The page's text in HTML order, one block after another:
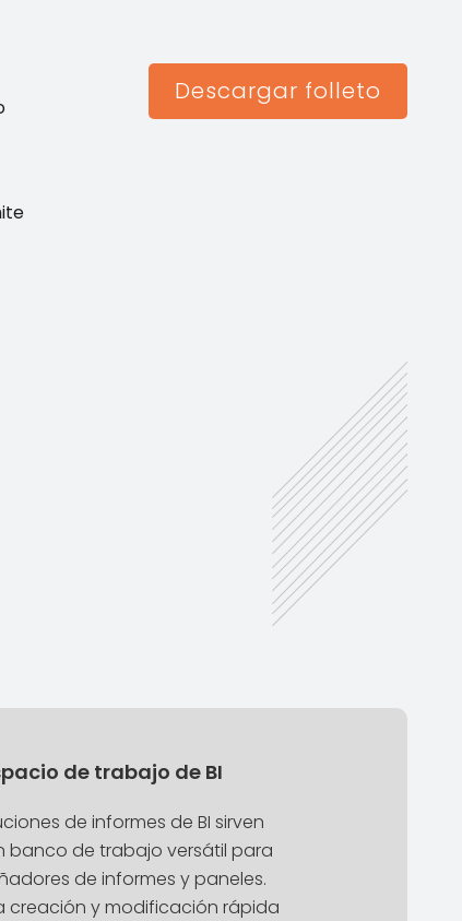
Descargar folleto
de trabajo de BI
de informes de BI sirven
banco de trabajo versátil para
de informes y paneles.
creación y modificación rápida